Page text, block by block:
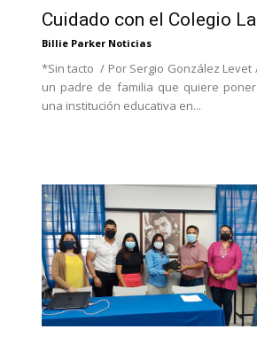
Cuidado con el Colegio
Billie Parker Noticias
*Sin tacto / Por Sergio González
un padre de familia que quiere
una institución educativa en...